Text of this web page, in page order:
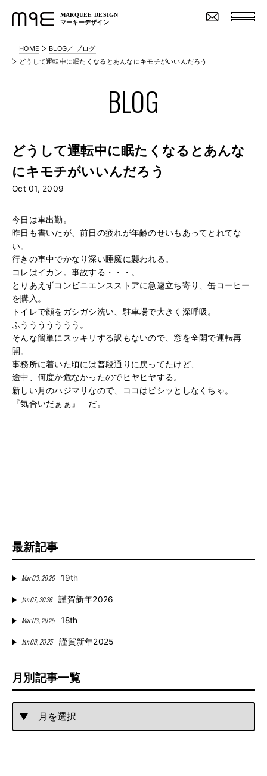
MARQUEE DESIGN
マーキーデザイン
HOME
BLOG／ ブログ
どうして運転中に眠たくなるとあんなにキモチがいいんだろう
BLOG
どうして運転中に眠たくなるとあんな
にキモチがいいんだろう
Oct 01, 2009
今日は車出勤。
昨日も書いたが、前日の疲れが年齢のせいもあってとれてな
い。
行きの車中でかなり深い睡魔に襲われる。
コレはイカン。事故する・・・。
とりあえずコンビニエンスストアに急遽立ち寄り、缶コーヒー
を購入。
トイレで顔をガシガシ洗い、駐車場で大きく深呼吸。
ふううううううう。
そんな簡単にスッキリする訳もないので、窓を全開で運転再
開。
事務所に着いた頃には普段通りに戻ってたけど、
途中、何度か危なかったのでヒヤヒヤする。
新しい月のハジマリなので、ココはビシッとしなくちゃ。
『気合いだぁぁ』 だ。
最新記事
Mar 03, 2026 19th
Jan 07, 2026 謹賀新年2026
Mar 03, 2025 18th
Jan 08, 2025 謹賀新年2025
月別記事一覧